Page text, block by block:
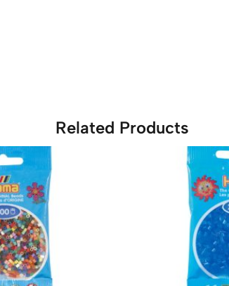
Related Products